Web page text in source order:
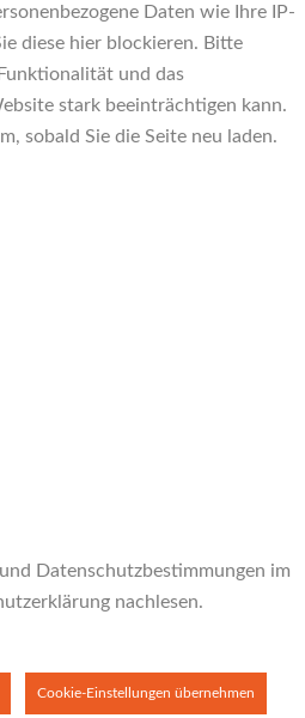
Daten wie Ihre IP-
diese hier blockieren. Bitte
und das
stark beeinträchtigen kann.
sobald Sie die Seite neu laden.
Datenschutzbestimmungen im
nachlesen.
Cookie-Einstellungen übernehmen